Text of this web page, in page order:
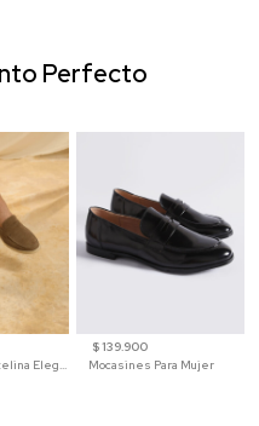
Mocasín de Antelina Elegante con Suela de Contraste Para Hombre
$ 139.900
Mocasines Para Mujer
Perfecto